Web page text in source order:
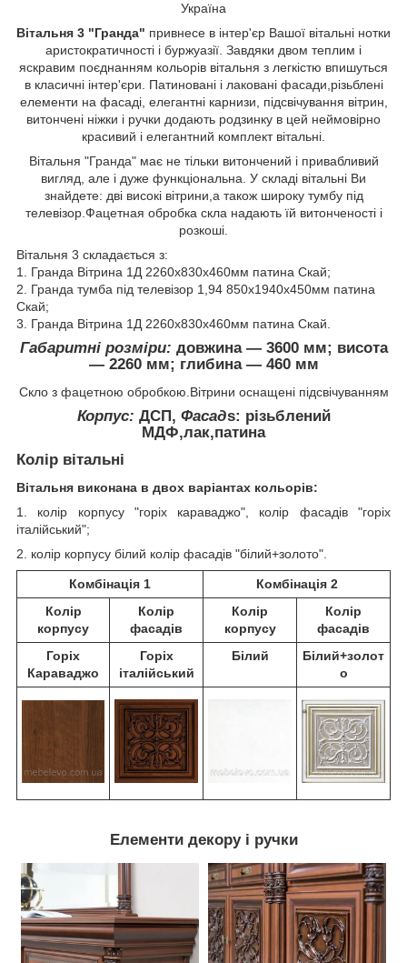
Україна
Вітальня 3 "Гранда" привнесе в інтер'єр Вашої вітальні нотки
аристократичності і буржуазії. Завдяки двом теплим і
яскравим поєднанням кольорів вітальня з легкістю впишуться
в класичні інтер'єри. Патиновані і лаковані фасади,різьблені
елементи на фасаді, елегантні карнизи, підсвічування вітрин,
витончені ніжки і ручки додають родзинку в цей неймовірно
красивий і елегантний комплект вітальні.
Вітальня "Гранда" має не тільки витончений і привабливий
вигляд, але і дуже функціональна. У складі вітальні Ви
знайдете: дві високі вітрини,а також широку тумбу під
телевізор.Фацетная обробка скла надають їй витонченості і
розкоші.
Вітальня 3 складається з:
1. Гранда Вітрина 1Д 2260х830х460мм патина Скай;
2. Гранда тумба під телевізор 1,94 850х1940х450мм патина
Скай;
3. Гранда Вітрина 1Д 2260х830х460мм патина Скай.
Габаритні розміри: довжина ― 3600 мм; висота
― 2260 мм; глибина ― 460 мм
Скло з фацетною обробкою.Вітрини оснащені підсвічуванням
Корпус: ДСП, Фасадs: різьблений
МДФ,лак,патина
Колір вітальні
Вітальня виконана в двох варіантах кольорів:
1. колір корпусу "горіх караваджо", колір фасадів "горіх
італійський";
2. колір корпусу білий колір фасадів "білий+золото".
Комбінація 1
Комбінація 2
Колір
корпусу
Колір
фасадів
Колір
корпусу
Колір
фасадів
Горіх
Караваджо
Горіх
італійський
Білий
Білий+золот
о
Елементи декору і ручки